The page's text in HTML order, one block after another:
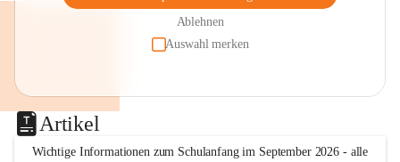
Ablehnen
Auswahl merken
Artikel
Wichtige Informationen zum Schulanfang im September 2026 - alle